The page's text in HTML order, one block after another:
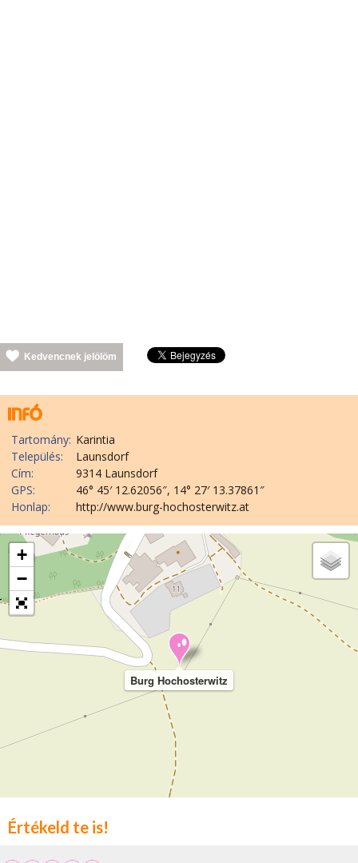
Kedvencnek jelölöm
Tartomány: Karintia
Település:
Launsdorf
Cím:
9314 Launsdorf
GPS:
46° 45′ 12.62056″, 14° 27′ 13.37861″
Honlap:
http://www.burg-hochosterwitz.at
Burg Hochosterwitz
+
−
Értékeld te is!